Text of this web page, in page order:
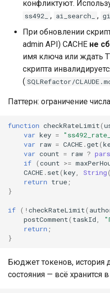
конфликтуют.
ss492_ , ai_search_ ,
При обновлении
admin API) CACHE не
имя ключа или ждать
скрипта
( SQLRefactor/
Паттерн: ограничение
function checkRateLimit(
var key =
var raw = CACHE .get(
var count = raw ?
if (count >=
CACHE . set(key String(
return true ;
}
if ( ! checkRateLimit(
postComment( taskId
return ;
}
Бюджет токенов, история
состояния — всё хранится в